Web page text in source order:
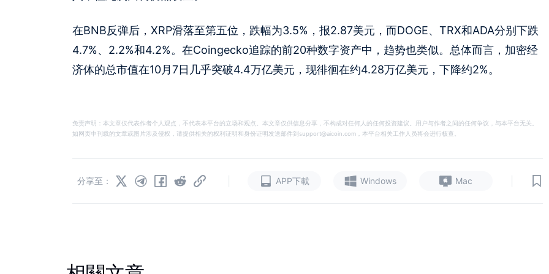
在BNB反弹后，XRP滑落至第五位，跌幅为3.5%，报2.87美元，而DOGE、TRX和ADA分别下跌
4.7%、2.2%和4.2%。在Coingecko追踪的前20种数字资产中，趋势也类似。总体而言，加密经
济体的总市值在10月7日几乎突破4.4万亿美元，现徘徊在约4.28万亿美元，下降约2%。
免责声明：本文章仅代表作者个人观点，不代表本平台的立场和观点。本文章仅供信息分享，不构成对任何人的任何投资建议。用户与作者之间的任何争议，与本平台无关。
如网页中刊载的文章或图片涉及侵权，请提供相关的权利证明和身份证明发送邮件到support@aicoin.com，本平台相关工作人员将会进行核查。
APP下載 Windows Mac
分享至：